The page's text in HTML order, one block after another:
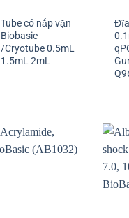
Tube có nắp vặn
Biobasic
/Cryotube 0.5mL
1.5mL 2mL